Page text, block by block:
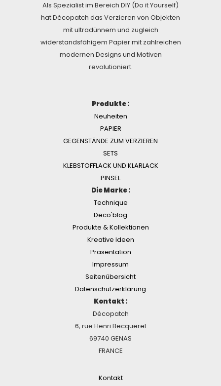
Als Spezialist im Bereich DIY (Do it Yourself)
hat Décopatch das Verzieren von Objekten
mit ultradünnem und zugleich
widerstandsfähigem Papier mit zahlreichen
modernen Designs und Motiven
revolutioniert.
Produkte :
Neuheiten
PAPIER
GEGENSTÄNDE ZUM VERZIEREN
SETS
KLEBSTOFFLACK UND KLARLACK
PINSEL
Die Marke :
Technique
Deco'blog
Produkte & Kollektionen
Kreative Ideen
Präsentation
Impressum
Seitenübersicht
Datenschutzerklärung
Kontakt :
Décopatch
6, rue Henri Becquerel
69740 GENAS
FRANCE
Kontakt